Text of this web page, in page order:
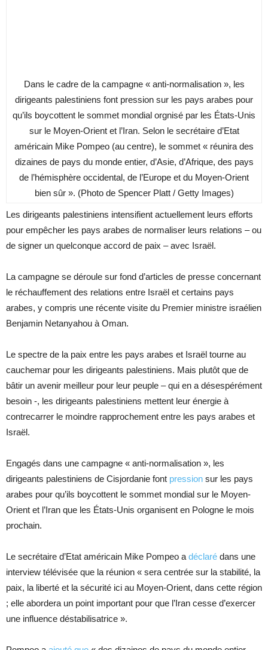
Dans le cadre de la campagne « anti-normalisation », les
dirigeants palestiniens font pression sur les pays arabes pour
qu’ils boycottent le sommet mondial orgnisé par les États-Unis
sur le Moyen-Orient et l’Iran. Selon le secrétaire d’Etat
américain Mike Pompeo (au centre), le sommet « réunira des
dizaines de pays du monde entier, d’Asie, d’Afrique, des pays
de l’hémisphère occidental, de l’Europe et du Moyen-Orient
bien sûr ». (Photo de Spencer Platt / Getty Images)
Les dirigeants palestiniens intensifient actuellement leurs efforts
pour empêcher les pays arabes de normaliser leurs relations – ou
de signer un quelconque accord de paix – avec Israël.
La campagne se déroule sur fond d’articles de presse concernant
le réchauffement des relations entre Israël et certains pays
arabes, y compris une récente visite du Premier ministre israélien
Benjamin Netanyahou à Oman.
Le spectre de la paix entre les pays arabes et Israël tourne au
cauchemar pour les dirigeants palestiniens. Mais plutôt que de
bâtir un avenir meilleur pour leur peuple – qui en a désespérément
besoin -, les dirigeants palestiniens mettent leur énergie à
contrecarrer le moindre rapprochement entre les pays arabes et
Israël.
Engagés dans une campagne « anti-normalisation », les
dirigeants palestiniens de Cisjordanie font pression sur les pays
arabes pour qu’ils boycottent le sommet mondial sur le Moyen-
Orient et l’Iran que les États-Unis organisent en Pologne le mois
prochain.
Le secrétaire d’Etat américain Mike Pompeo a déclaré dans une
interview télévisée que la réunion « sera centrée sur la stabilité, la
paix, la liberté et la sécurité ici au Moyen-Orient, dans cette région
; elle abordera un point important pour que l’Iran cesse d’exercer
une influence déstabilisatrice ».